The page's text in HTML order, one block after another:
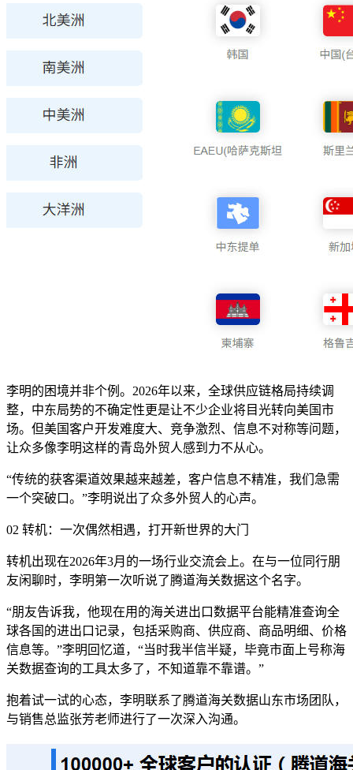
李明的困境并非个例。2026年以来，全球供应链格局持续调
整，中东局势的不确定性更是让不少企业将目光转向美国市
场。但美国客户开发难度大、竞争激烈、信息不对称等问题，
让众多像李明这样的青岛外贸人感到力不从心。
“传统的获客渠道效果越来越差，客户信息不精准，我们急需
一个突破口。”李明说出了众多外贸人的心声。
02 转机：一次偶然相遇，打开新世界的大门
转机出现在2026年3月的一场行业交流会上。在与一位同行朋
友闲聊时，李明第一次听说了腾道海关数据这个名字。
“朋友告诉我，他现在用的海关进出口数据平台能精准查询全
球各国的进出口记录，包括采购商、供应商、商品明细、价格
信息等。”李明回忆道，“当时我半信半疑，毕竟市面上号称海
关数据查询的工具太多了，不知道靠不靠谱。”
抱着试一试的心态，李明联系了腾道海关数据山东市场团队，
与销售总监张芳老师进行了一次深入沟通。